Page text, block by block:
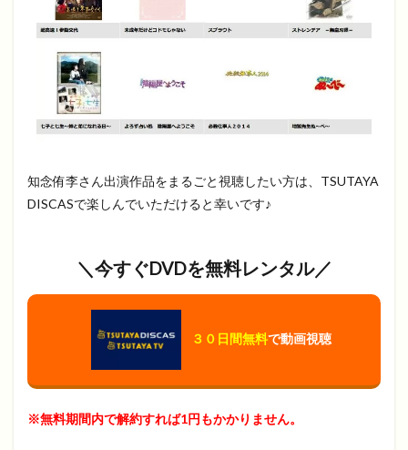
知念侑李さん出演作品をまるごと視聴したい方は、TSUTAYA
DISCASで楽しんでいただけると幸いです♪
＼今すぐDVDを無料レンタル／
３０日間無料で動画視聴
※無料期間内で解約すれば1円もかかりません。